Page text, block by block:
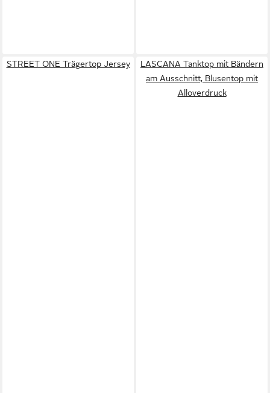
STREET ONE Trägertop Jersey
LASCANA Tanktop mit Bändern
am Ausschnitt, Blusentop mit
Alloverdruck